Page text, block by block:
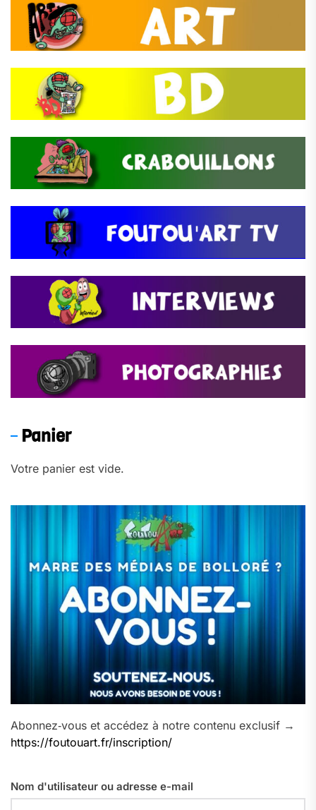
Panier
Votre panier est vide.
Abonnez‑vous et accédez à notre contenu exclusif →
https://foutouart.fr/inscription/
Nom d'utilisateur ou adresse e-mail